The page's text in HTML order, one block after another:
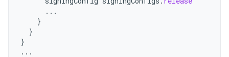
...
}
}
}
...